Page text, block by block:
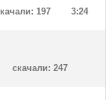
3:24
197
скачали: 247